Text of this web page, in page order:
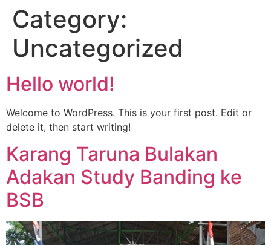
Category:
Uncategorized
Hello world!
Welcome to WordPress. This is your first post. Edit or
delete it, then start writing!
Karang Taruna Bulakan
Adakan Study Banding ke
BSB